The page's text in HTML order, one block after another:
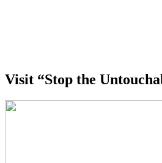
Visit “Stop the